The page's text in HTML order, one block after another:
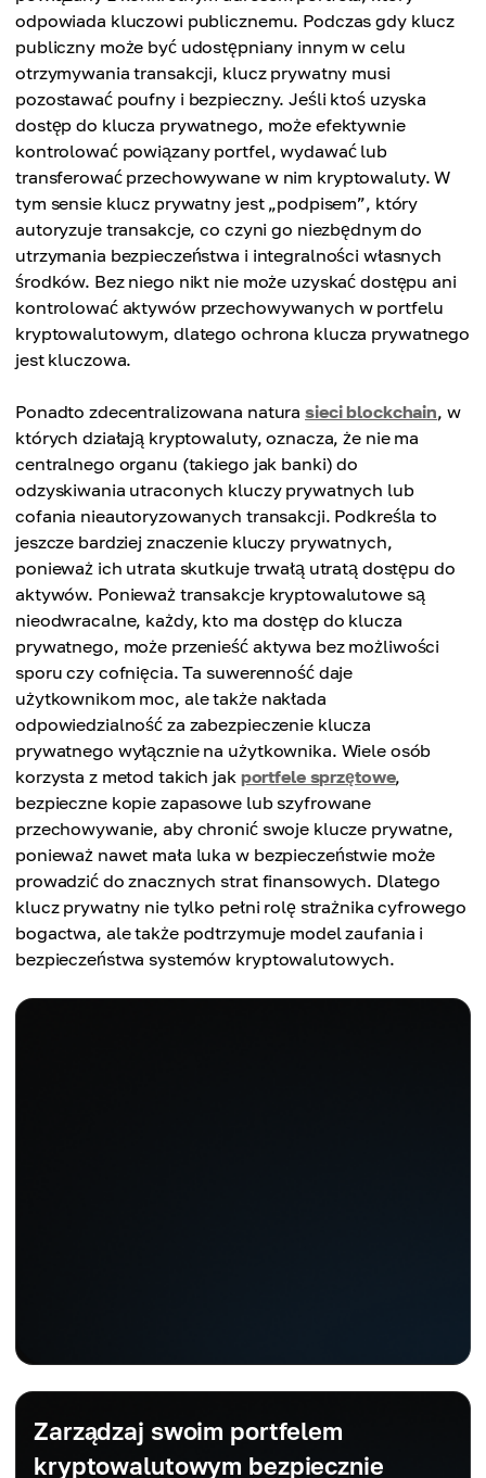
odpowiada kluczowi publicznemu. Podczas gdy klucz
publiczny może być udostępniany innym w celu
otrzymywania transakcji, klucz prywatny musi
pozostawać poufny i bezpieczny. Jeśli ktoś uzyska
dostęp do klucza prywatnego, może efektywnie
kontrolować powiązany portfel, wydawać lub
transferować przechowywane w nim kryptowaluty. W
tym sensie klucz prywatny jest „podpisem”, który
autoryzuje transakcje, co czyni go niezbędnym do
utrzymania bezpieczeństwa i integralności własnych
środków. Bez niego nikt nie może uzyskać dostępu ani
kontrolować aktywów przechowywanych w portfelu
kryptowalutowym, dlatego ochrona klucza prywatnego
jest kluczowa.
Ponadto zdecentralizowana naturasieci blockchain, w
których działają kryptowaluty, oznacza, że nie ma
centralnego organu (takiego jak banki) do
odzyskiwania utraconych kluczy prywatnych lub
cofania nieautoryzowanych transakcji. Podkreśla to
jeszcze bardziej znaczenie kluczy prywatnych,
ponieważ ich utrata skutkuje trwałą utratą dostępu do
aktywów. Ponieważ transakcje kryptowalutowe są
nieodwracalne, każdy, kto ma dostęp do klucza
prywatnego, może przenieść aktywa bez możliwości
sporu czy cofnięcia. Ta suwerenność daje
użytkownikom moc, ale także nakłada
odpowiedzialność za zabezpieczenie klucza
prywatnego wyłącznie na użytkownika. Wiele osób
korzysta z metod takich jak portfele sprzętowe,
bezpieczne kopie zapasowe lub szyfrowane
przechowywanie, aby chronić swoje klucze prywatne,
ponieważ nawet mała luka w bezpieczeństwie może
prowadzić do znacznych strat finansowych. Dlatego
klucz prywatny nie tylko pełni rolę strażnika cyfrowego
bogactwa, ale także podtrzymuje model zaufania i
bezpieczeństwa systemów kryptowalutowych.
Zarządzaj swoim portfelem
kryptowalutowym bezpiecznie